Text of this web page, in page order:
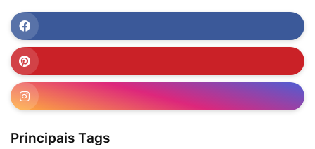
Principais Tags